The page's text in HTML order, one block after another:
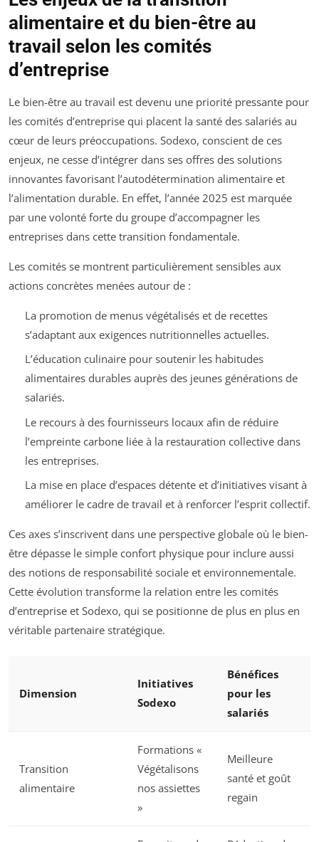
alimentaire et du bien-être au
travail selon les comités
d’entreprise
Le bien-être au travail est devenu une priorité pressante pour
les comités d’entreprise qui placent la santé des salariés au
cœur de leurs préoccupations. Sodexo, conscient de ces
enjeux, ne cesse d’intégrer dans ses offres des solutions
innovantes favorisant l’autodétermination alimentaire et
l’alimentation durable. En effet, l’année 2025 est marquée
par une volonté forte du groupe d’accompagner les
entreprises dans cette transition fondamentale.
Les comités se montrent particulièrement sensibles aux
actions concrètes menées autour de :
La promotion de menus végétalisés et de recettes
s’adaptant aux exigences nutritionnelles actuelles.
L’éducation culinaire pour soutenir les habitudes
alimentaires durables auprès des jeunes générations de
salariés.
Le recours à des fournisseurs locaux afin de réduire
l’empreinte carbone liée à la restauration collective dans
les entreprises.
La mise en place d’espaces détente et d’initiatives visant à
améliorer le cadre de travail et à renforcer l’esprit collectif.
Ces axes s’inscrivent dans une perspective globale où le bien-
être dépasse le simple confort physique pour inclure aussi
des notions de responsabilité sociale et environnementale.
Cette évolution transforme la relation entre les comités
d’entreprise et Sodexo, qui se positionne de plus en plus en
véritable partenaire stratégique.
Dimension
Initiatives
Sodexo
Bénéfices
pour les
salariés
Transition
alimentaire
Formations «
Végétalisons
nos assiettes
»
Meilleure
santé et goût
regain